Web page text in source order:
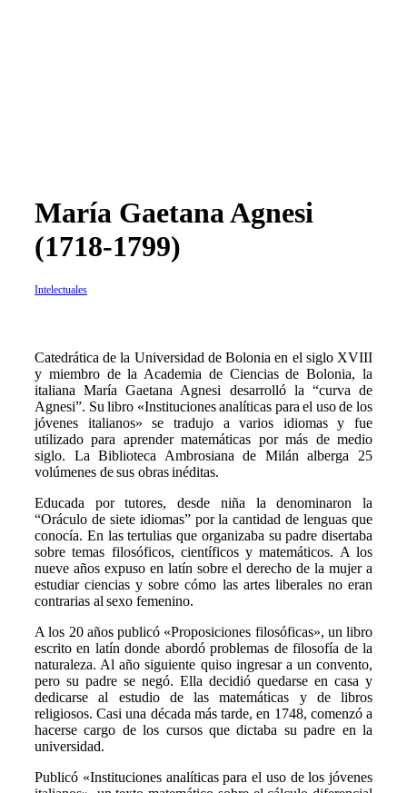
María Gaetana Agnesi
(1718-1799)
Intelectuales
Catedrática de la Universidad de Bolonia en el siglo XVIII
y miembro de la Academia de Ciencias de Bolonia, la
italiana María Gaetana Agnesi desarrolló la “curva de
Agnesi”. Su libro «Instituciones analíticas para el uso de los
jóvenes italianos» se tradujo a varios idiomas y fue
utilizado para aprender matemáticas por más de medio
siglo. La Biblioteca Ambrosiana de Milán alberga 25
volúmenes de sus obras inéditas.
Educada por tutores, desde niña la denominaron la
“Oráculo de siete idiomas” por la cantidad de lenguas que
conocía. En las tertulias que organizaba su padre disertaba
sobre temas filosóficos, científicos y matemáticos. A los
nueve años expuso en latín sobre el derecho de la mujer a
estudiar ciencias y sobre cómo las artes liberales no eran
contrarias al sexo femenino.
A los 20 años publicó «Proposiciones filosóficas», un libro
escrito en latín donde abordó problemas de filosofía de la
naturaleza. Al año siguiente quiso ingresar a un convento,
pero su padre se negó. Ella decidió quedarse en casa y
dedicarse al estudio de las matemáticas y de libros
religiosos. Casi una década más tarde, en 1748, comenzó a
hacerse cargo de los cursos que dictaba su padre en la
universidad.
Publicó «Instituciones analíticas para el uso de los jóvenes